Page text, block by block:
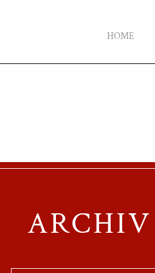
HOME
ARCHIV